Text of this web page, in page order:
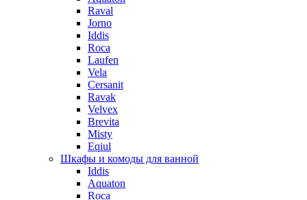
Raval
Jorno
Iddis
Roca
Laufen
Vela
Cersanit
Ravak
Velvex
Brevita
Misty
Eqiul
Шкафы и комоды для ванной
Iddis
Aquaton
Roca